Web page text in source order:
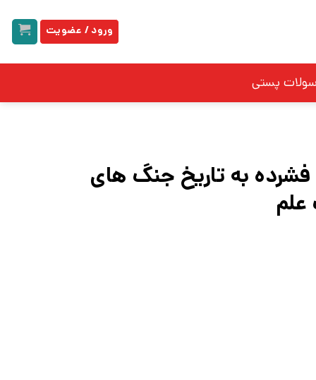
ورود / عضویت
پستی
به تاریخ جنگ های
علم